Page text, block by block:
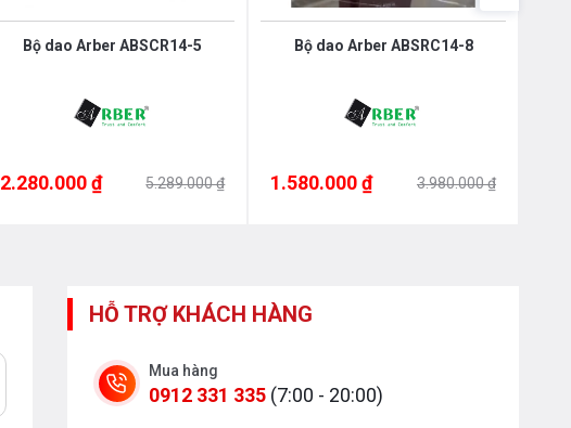
Bộ dao Arber ABSCR14-5
2.280.000 ₫ 5.289.000 ₫
Bộ dao Arber ABSRC14-8
1.580.000 ₫ 3.980.000 ₫
HỖ TRỢ KHÁCH HÀNG
Mua hàng
0912 331 335 (7:00 - 20:00)